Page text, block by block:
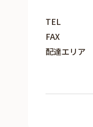
TEL
FAX
配達エリア